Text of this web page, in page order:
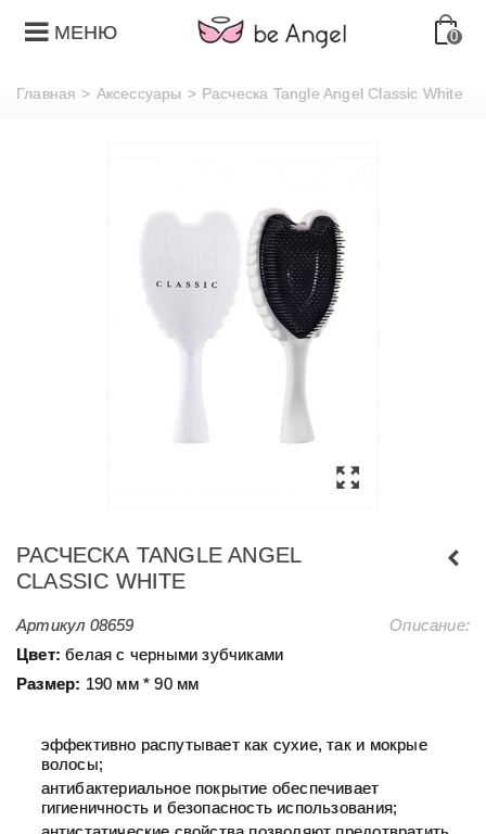
МЕНЮ 0
Главная > Аксессуары > Расческа Tangle Angel Classic White
РАСЧЕСКА TANGLE ANGEL
CLASSIC WHITE
Артикул 08659
Описание:
Цвет: белая с черными зубчиками
Размер: 190 мм * 90 мм
эффективно распутывает как сухие, так и мокрые
волосы;
антибактериальное покрытие обеспечивает
гигиеничность и безопасность использования;